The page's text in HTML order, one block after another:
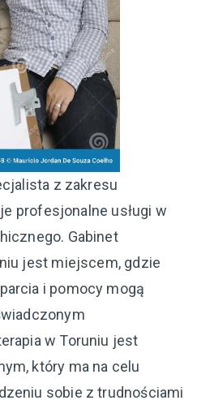
z zakresu
profesjonalne usługi w
Gabinet
jest miejscem, gdzie
i pomocy mogą
w Toruniu jest
który ma na celu
sobie z trudnościami